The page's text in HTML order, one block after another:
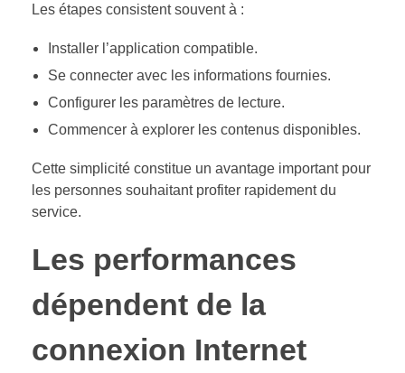
Les étapes consistent souvent à :
Installer l’application compatible.
Se connecter avec les informations fournies.
Configurer les paramètres de lecture.
Commencer à explorer les contenus disponibles.
Cette simplicité constitue un avantage important pour
les personnes souhaitant profiter rapidement du
service.
Les performances
dépendent de la
connexion Internet